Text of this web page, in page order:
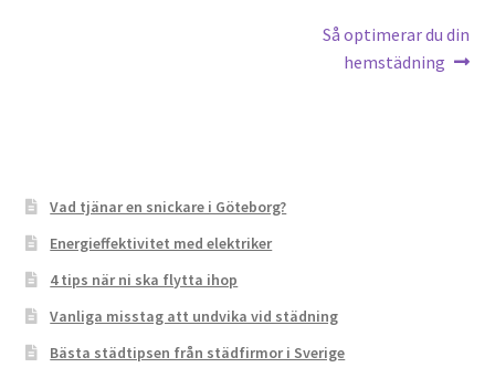
Next
post:
Så optimerar du din
hemstädning
Vad tjänar en snickare i Göteborg?
Energieffektivitet med elektriker
4 tips när ni ska flytta ihop
Vanliga misstag att undvika vid städning
Bästa städtipsen från städfirmor i Sverige